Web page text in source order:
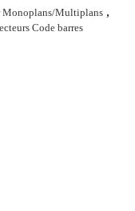
Monoplans/Multiplans ,
Code barres